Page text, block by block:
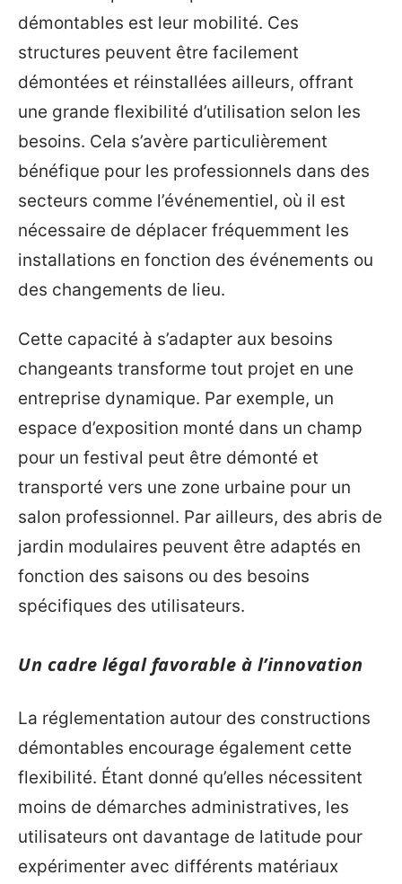
démontables est leur mobilité. Ces
structures peuvent être facilement
démontées et réinstallées ailleurs, offrant
une grande flexibilité d’utilisation selon les
besoins. Cela s’avère particulièrement
bénéfique pour les professionnels dans des
secteurs comme l’événementiel, où il est
nécessaire de déplacer fréquemment les
installations en fonction des événements ou
des changements de lieu.
Cette capacité à s’adapter aux besoins
changeants transforme tout projet en une
entreprise dynamique. Par exemple, un
espace d’exposition monté dans un champ
pour un festival peut être démonté et
transporté vers une zone urbaine pour un
salon professionnel. Par ailleurs, des abris de
jardin modulaires peuvent être adaptés en
fonction des saisons ou des besoins
spécifiques des utilisateurs.
Un cadre légal favorable à l’innovation
La réglementation autour des constructions
démontables encourage également cette
flexibilité. Étant donné qu’elles nécessitent
moins de démarches administratives, les
utilisateurs ont davantage de latitude pour
expérimenter avec différents matériaux